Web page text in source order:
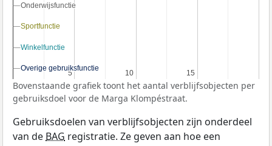
5
5 10
10 15
15
Onderwijsfunctie
Onderwijsfunctie
Sportfunctie
Sportfunctie
Winkelfunctie
Winkelfunctie
Overige gebruiksfunctie
Overige gebruiksfunctie
Bovenstaande grafiek toont het aantal verblijfsobjecten per
gebruiksdoel voor de Marga Klompéstraat.
Gebruiksdoelen van verblijfsobjecten zijn onderdeel
van de BAG registratie. Ze geven aan hoe een